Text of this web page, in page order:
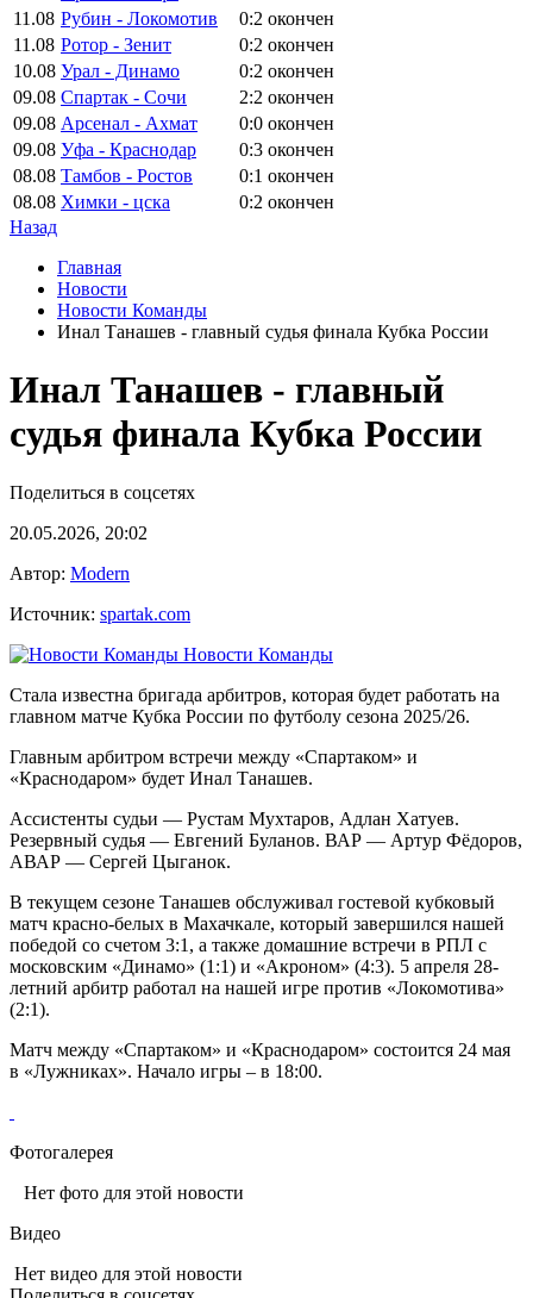
11.08 Рубин - Локомотив 0:2 окончен
11.08 Ротор - Зенит 0:2 окончен
10.08 Урал - Динамо 0:2 окончен
09.08 Спартак - Сочи 2:2 окончен
09.08 Арсенал - Ахмат 0:0 окончен
09.08 Уфа - Краснодар 0:3 окончен
08.08 Тамбов - Ростов 0:1 окончен
08.08 Химки - цска 0:2 окончен
Назад
Главная
Новости
Новости Команды
Инал Танашев - главный судья финала Кубка России
Инал Танашев - главный
судья финала Кубка России
Поделиться в соцсетях
20.05.2026, 20:02
Автор: Modern
Источник: spartak.com
Новости Команды
Стала известна бригада арбитров, которая будет работать на
главном матче Кубка России по футболу сезона 2025/26.
Главным арбитром встречи между «Спартаком» и
«Краснодаром» будет Инал Танашев.
Ассистенты судьи — Рустам Мухтаров, Адлан Хатуев.
Резервный судья — Евгений Буланов. ВАР — Артур Фёдоров,
АВАР — Сергей Цыганок.
В текущем сезоне Танашев обслуживал гостевой кубковый
матч красно-белых в Махачкале, который завершился нашей
победой со счетом 3:1, а также домашние встречи в РПЛ с
московским «Динамо» (1:1) и «Акроном» (4:3). 5 апреля 28-
летний арбитр работал на нашей игре против «Локомотива»
(2:1).
Матч между «Спартаком» и «Краснодаром» состоится 24 мая
в «Лужниках». Начало игры – в 18:00.
Фотогалерея
Нет фото для этой новости
Видео
Нет видео для этой новости